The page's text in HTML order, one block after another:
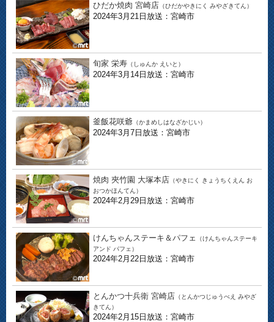
ひだか焼肉 宮崎店 （ひだかやきにく みやざきてん）
2024年3月21日放送：宮崎市
旬家 栄寿 （しゅんか えいと）
2024年3月14日放送：宮崎市
釜飯花咲爺 （かまめしはなざかじい）
2024年3月7日放送：宮崎市
焼肉 夾竹園 大塚本店 （やきにく きょうちくえん お
おつかほんてん）
2024年2月29日放送：宮崎市
けんちゃんステーキ＆パフェ
（けんちゃんステーキ
アンド パフェ）
2024年2月22日放送：宮崎市
とんかつ十兵衛 宮崎店 （とんかつじゅうべえ みやざ
きてん）
2024年2月15日放送：宮崎市